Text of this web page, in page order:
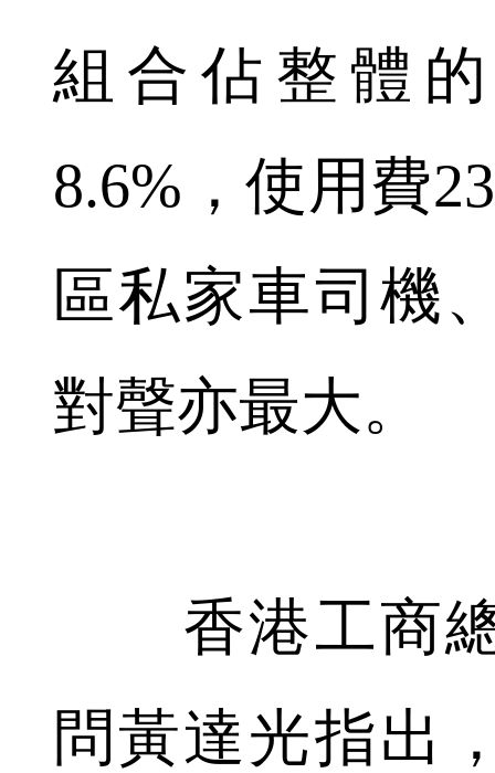
組合佔整體
8.6%，使用費
區私家車司機
對聲亦最大。
香港工商總
問黃達光指出